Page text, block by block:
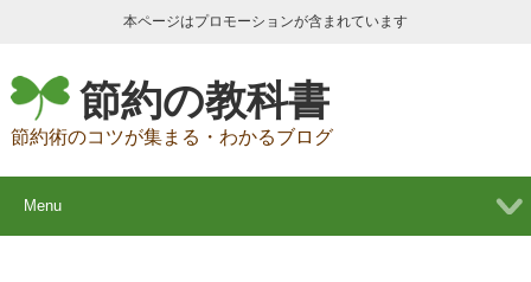
本ページはプロモーションが含まれています
節約の教科書
節約術のコツが集まる・わかるブログ
Menu